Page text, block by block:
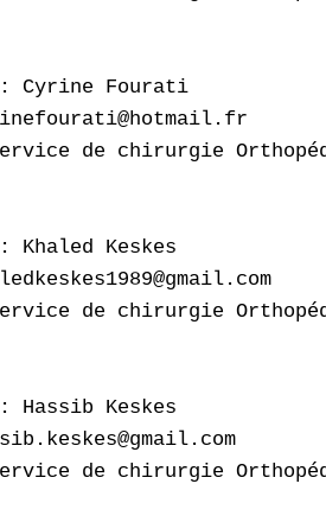
Cyrine Fourati
de chirurgie
Khaled Keskes
de chirurgie
Hassib Keskes
de chirurgie